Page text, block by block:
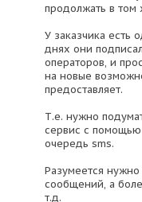
продолжать в том
У заказчика есть
днях они
операторов, и
на новые
предоставляет.
Т.е. нужно
сервис с
очередь sms.
Разумеется
сообщений, а
т.д.